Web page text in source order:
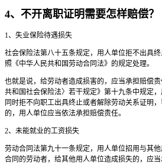
4、不开离职证明需要怎样赔偿？
1、失业保险待遇损失
社会保险法第八十五条规定，用人单位拒不出具
照《中华人民共和国劳动合同法》的规定处理。
也就是说，给劳动者造成损害的，应当承担赔偿
共和国社会保险法〉若干规定》第十九条中规定
同时拒不向职工出具终止或者解除劳动关系证明
的，用人单位应当依法承担赔偿责任。
2、未能就业的工资损失
劳动合同法第九十一条规定，用人单位招用与其
合同的劳动者，给其他用人单位造成损失的，应当